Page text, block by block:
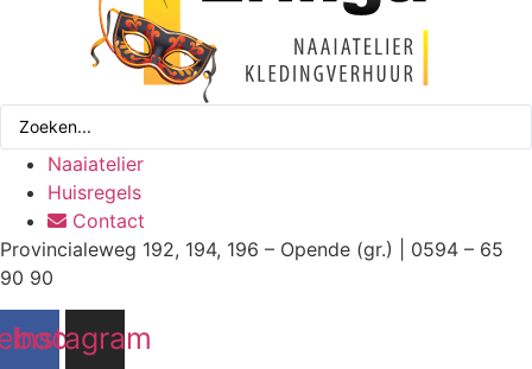
Search
Naaiatelier
Huisregels
Contact
Provincialeweg 192, 194, 196 – Opende (gr.) | 0594 – 65
90 90
Instagram